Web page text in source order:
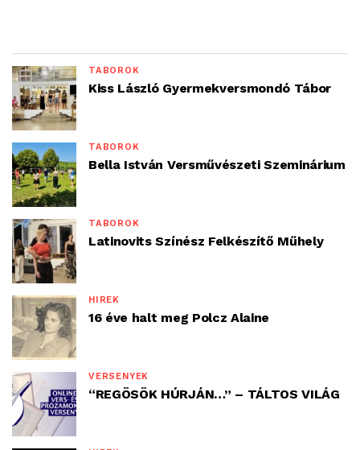
TÁBOROK
Kiss László Gyermekversmondó Tábor
TÁBOROK
Bella István Versművészeti Szeminárium
TÁBOROK
Latinovits Színész Felkészítő Műhely
HÍREK
16 éve halt meg Polcz Alaine
VERSENYEK
“REGÖSÖK HÚRJÁN…” – TÁLTOS VILÁG